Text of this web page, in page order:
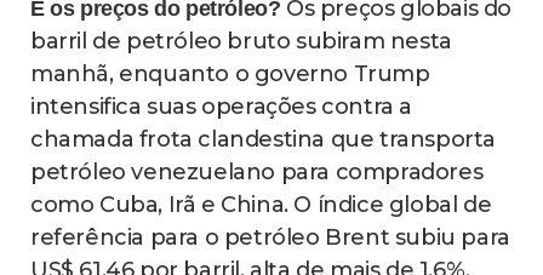
E os preços do petróleo? Os preços globais do
barril de petróleo bruto subiram nesta
manhã, enquanto o governo Trump
intensifica suas operações contra a
chamada frota clandestina que transporta
petróleo venezuelano para compradores
como Cuba, Irã e China. O índice global de
referência para o petróleo Brent subiu para